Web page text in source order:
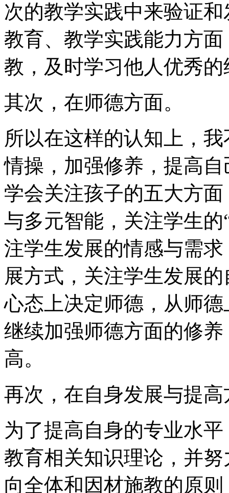
次的教学实践中来验证
教育、教学实践能力方
教，及时学习他人优秀
其次，在师德方面。
所以在这样的认知上，
情操，加强修养，提高
学会关注孩子的五大方
与多元智能，关注学生
注学生发展的情感与需
展方式，关注学生发展
心态上决定师德，从师
继续加强师德方面的修
高。
再次，在自身发展与提高
为了提高自身的专业水
教育相关知识理论，并
向全体和因材施教的原